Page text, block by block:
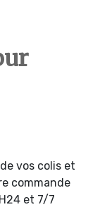
vos colis et
commande
et 7/7